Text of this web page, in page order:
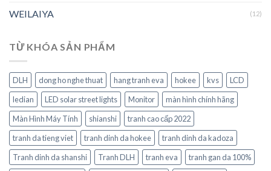
WEILAIYA (12)
TỪ KHÓA SẢN PHẨM
DLH dong ho nghe thuat hang tranh eva hokee kvs
LCD
ledian
LED solar street lights Monitor
màn hình chính hãng
Màn Hình Máy Tính
shianshi
tranh cao cấp 2022
tranh da tieng viet
tranh dinh da hokee
tranh dinh da kadoza
Tranh dinh da shanshi
Tranh DLH tranh eva
tranh gan da 100%